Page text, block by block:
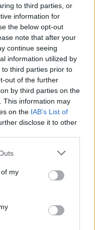
to third parties, or
information for
the below opt-out
note that after your
continue seeing
information utilized by
third parties prior to
out of the further
by third parties on the
This information may
on the IAB’s List of
disclose it to other
one or more Google
You may click to
its third-party tags to
in below Google
my
του
θα